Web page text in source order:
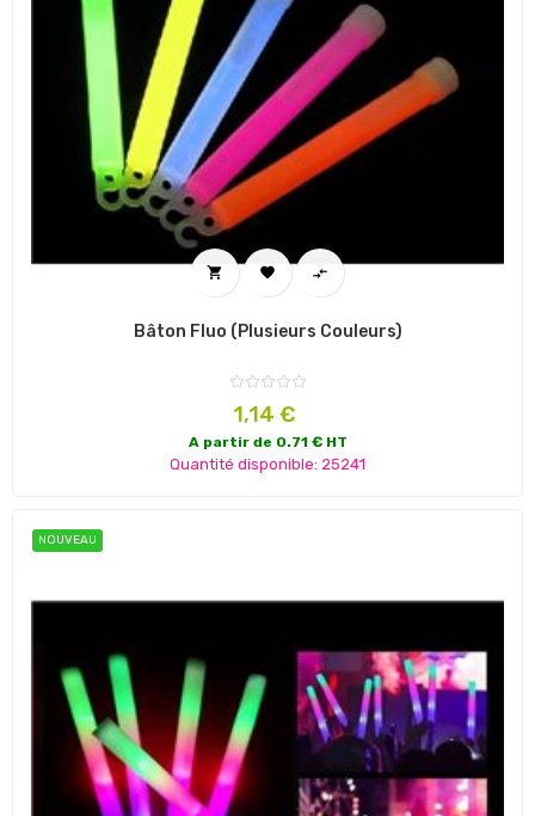
  
Bâton Fluo (plusieurs Couleurs)
Prix
1,14 €
A partir de 0.71 € HT
Quantité disponible: 25241
NOUVEAU